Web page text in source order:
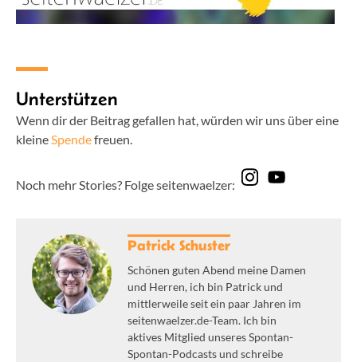
Unterstützen
Wenn dir der Beitrag gefallen hat, würden wir uns über eine
kleineSpendefreuen.
Noch mehr Stories? Folge seitenwaelzer:
Patrick Schuster
Schönen guten Abend meine Damen
und Herren, ich bin Patrick und
mittlerweile seit ein paar Jahren im
seitenwaelzer.de-Team. Ich bin
aktives Mitglied unseres Spontan-
Spontan-Podcasts und schreibe